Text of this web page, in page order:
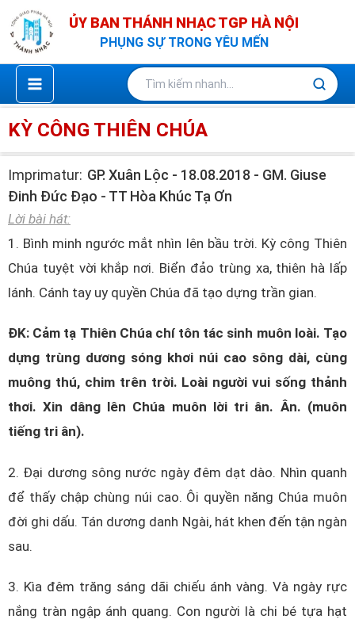
Nhảy
tới
nội
dung
ỦY BAN THÁNH NHẠC TGP HÀ NỘI
PHỤNG SỰ TRONG YÊU MẾN
KỲ CÔNG THIÊN CHÚA
Imprimatur: GP. Xuân Lộc - 18.08.2018 - GM. Giuse
Đinh Đức Đạo - TT Hòa Khúc Tạ Ơn
Lời bài hát:
1. Bình minh ngước mắt nhìn lên bầu trời. Kỳ công Thiên
Chúa tuyệt vời khắp nơi. Biển đảo trùng xa, thiên hà lấp
lánh. Cánh tay uy quyền Chúa đã tạo dựng trần gian.
ĐK: Cảm tạ Thiên Chúa chí tôn tác sinh muôn loài. Tạo
dựng trùng dương sóng khơi núi cao sông dài, cùng
muông thú, chim trên trời. Loài người vui sống thảnh
thơi. Xin dâng lên Chúa muôn lời tri ân. Ân. (muôn
tiếng tri ân).
2. Đại dương sông nước ngày đêm dạt dào. Nhìn quanh
để thấy chập chùng núi cao. Ôi quyền năng Chúa muôn
đời ghi dấu. Tán dương danh Ngài, hát khen đến tận ngàn
sau.
3. Kìa đêm trăng sáng dãi chiếu ánh vàng. Và ngày rực
nắng tràn ngập ánh quang. Con người là chi bé tựa hạt